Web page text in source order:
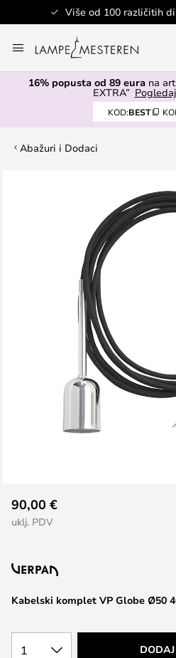
Više od 100 različitih
to
Content
16% popusta od 89 eurana
EXTRA”
KOD:BEST
Abažuri i Dodaci
to
the
of
images
Kabelski komplet VP Globe Ø50
90,00 €
uklj. PDV
1